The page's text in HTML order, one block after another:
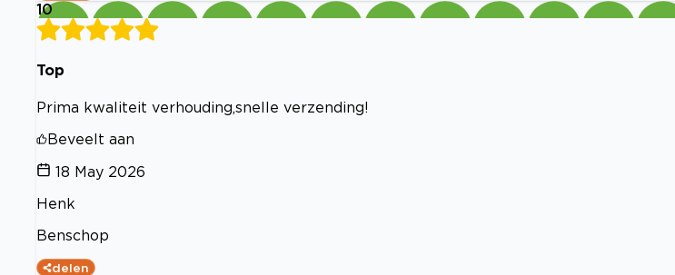
10
Top
Prima kwaliteit verhouding,snelle verzending!
Beveelt aan
18 May 2026
Henk
Benschop
delen